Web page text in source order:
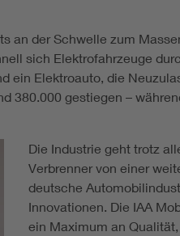
an der Schwelle zum
sich Elektrofahrzeuge
ein Elektroauto, die
380.000 gestiegen –
Die Industrie geht trotz
Verbrenner von einer
deutsche
Innovationen. Die IAA
ein Maximum an